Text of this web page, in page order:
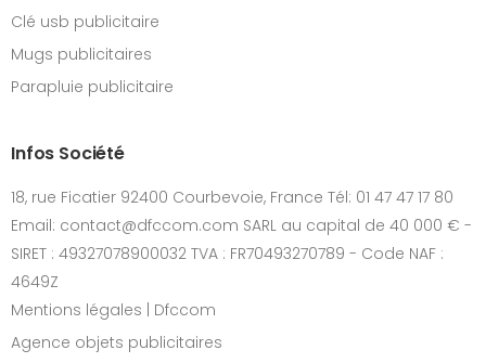
Clé usb publicitaire
Mugs publicitaires
Parapluie publicitaire
Infos Société
18, rue Ficatier 92400 Courbevoie, France Tél: 01 47 47 17 80
Email: contact@dfccom.com SARL au capital de 40 000 € -
SIRET : 49327078900032 TVA : FR70493270789 - Code NAF :
4649Z
Mentions légales | Dfccom
Agence objets publicitaires